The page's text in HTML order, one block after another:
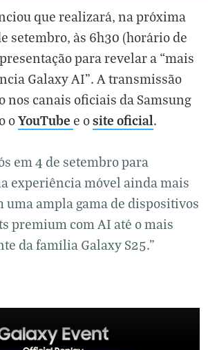
que realizará, na próxima
setembro, às 6h30 (horário de
para revelar a “mais
Galaxy AI”. A transmissão
nos canais oficiais da Samsung
oYouTube e osite oficial.
em 4 de setembro para
experiência móvel ainda mais
uma ampla gama de dispositivos
premium com AI até o mais
da família Galaxy S25.”